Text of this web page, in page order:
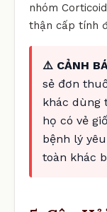
nhóm
thận cấp tính
⚠️ CẢNH
sẻ đơn
khác dùng
họ có vẻ
bệnh lý
toàn khác